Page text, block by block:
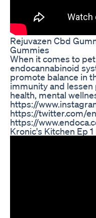
Rejuvazen Cbd
Gummies
When it comes to
endocannabinoid
promote balance in
immunity and
health, mental
https://
https://twitter.com/
https://
Kronic's Kitchen Ep